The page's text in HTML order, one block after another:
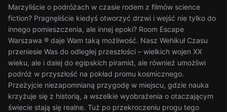
Marzyliście o podróżach w czasie rodem z filmów science
fiction? Pragnęliście kiedyś otworzyć drzwi i wejść nie tylko do
innego pomieszczenia, ale innej epoki? Room Escape
Warszawa ® daje Wam taką możliwość. Nasz Wehikuł Czasu
przeniesie Was do odległej przeszłości – wielkich wojen XX
wieku, ale i dalej do egipskich piramid, ale również umożliwi
podróż w przyszłość na pokład promu kosmicznego.
Przeżyjcie niezapomnianą przygodę w miejscu, gdzie nauka
krzyżuje się z historią, a wszelkie wyobrażenia o otaczającym
świecie stają się realne. Tuż po przekroczeniu progu tego